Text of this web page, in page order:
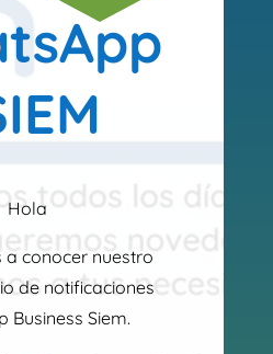
Hola
a conocer nuestro
de notificaciones
Business Siem.